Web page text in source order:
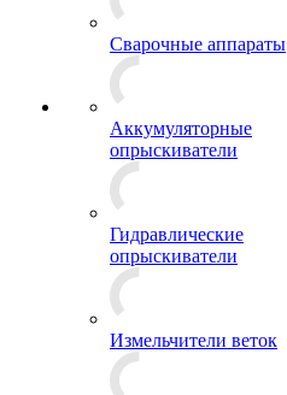
Сварочные аппараты
Аккумуляторные
опрыскиватели
Гидравлические
опрыскиватели
Измельчители веток